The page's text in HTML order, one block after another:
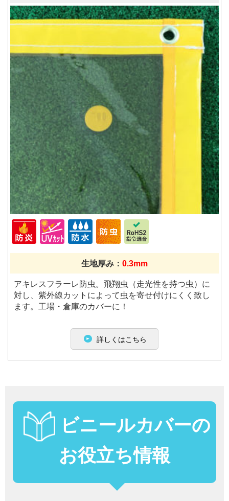
生地厚み： 0.3mm
アキレスフラーレ防虫。飛翔虫（走光性を持つ虫）に
対し、紫外線カットによって虫を寄せ付けにくく致し
ます。工場・倉庫のカバーに！
詳しくはこちら
ビニールカバーの
お役立ち情報